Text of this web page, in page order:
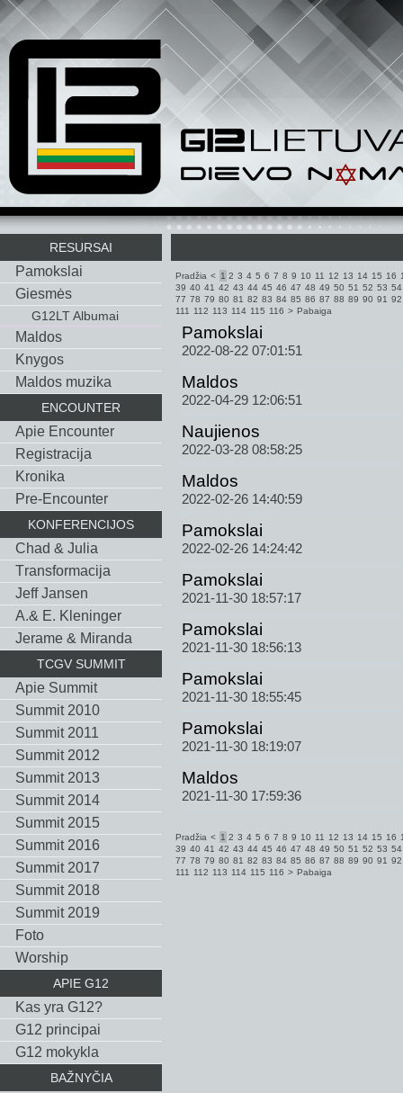
RESURSAI
Pamokslai
Giesmės
G12LT Albumai
Maldos
Knygos
Maldos muzika
ENCOUNTER
Apie Encounter
Registracija
Kronika
Pre-Encounter
KONFERENCIJOS
Chad & Julia
Тransformacija
Jeff Jansen
A.& E. Kleninger
Jerame & Miranda
TCGV SUMMIT
Apie Summit
Summit 2010
Summit 2011
Summit 2012
Summit 2013
Summit 2014
Summit 2015
Summit 2016
Summit 2017
Summit 2018
Summit 2019
Foto
Worship
APIE G12
Kas yra G12?
G12 principai
G12 mokykla
BAŽNYČIA
Pradžia < 1 2 3 4 5 6 7 8 9 10 11 12 13 14 15 16
39 40 41 42 43 44 45 46 47 48 49 50 51 52 53 54
77 78 79 80 81 82 83 84 85 86 87 88 89 90 91 92
111
112 113 114 115 116 > Pabaiga
Pamokslai
2022-08-22 07:01:51
Maldos
2022-04-29 12:06:51
Naujienos
2022-03-28 08:58:25
Maldos
2022-02-26 14:40:59
Pamokslai
2022-02-26 14:24:42
Pamokslai
2021-11-30 18:57:17
Pamokslai
2021-11-30 18:56:13
Pamokslai
2021-11-30 18:55:45
Pamokslai
2021-11-30 18:19:07
Maldos
2021-11-30 17:59:36
Pradžia < 1 2 3 4 5 6 7 8 9 10 11 12 13 14 15 16
39 40 41 42 43 44 45 46 47 48 49 50 51 52 53 54
77 78 79 80 81 82 83 84 85 86 87 88 89 90 91 92
111
112 113 114 115 116 > Pabaiga